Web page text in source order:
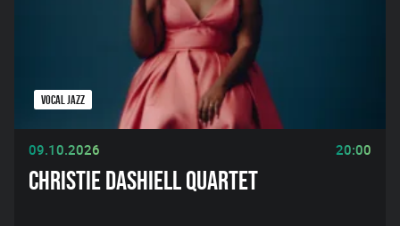
VOCAL JAZZ
09.10.2026 20:00
CHRISTIE DASHIELL QUARTET